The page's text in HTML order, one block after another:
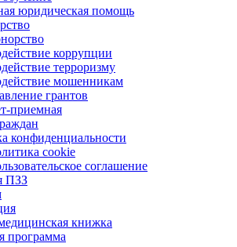
юридическая помощь
коррупции
терроризму
мошенникам
грантов
приемная
конфиденциальности
cookie
соглашение
ПЗЗ
книжка
программа